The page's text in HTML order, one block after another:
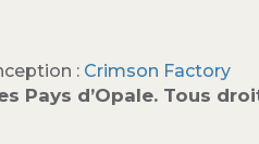
: Crimson Factory
Pays d’Opale. Tous